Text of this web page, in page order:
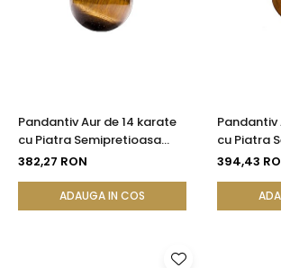
Seturi Perle cu Argint
Brățări cu Perle
Pandantiv Aur de 14 karate
cu Piatra Semipretioasa
Naturala de Ochi de Tigru
382,27 RON
ADAUGA IN COS
Pandantiv
cu Piatra
Naturala
394,43